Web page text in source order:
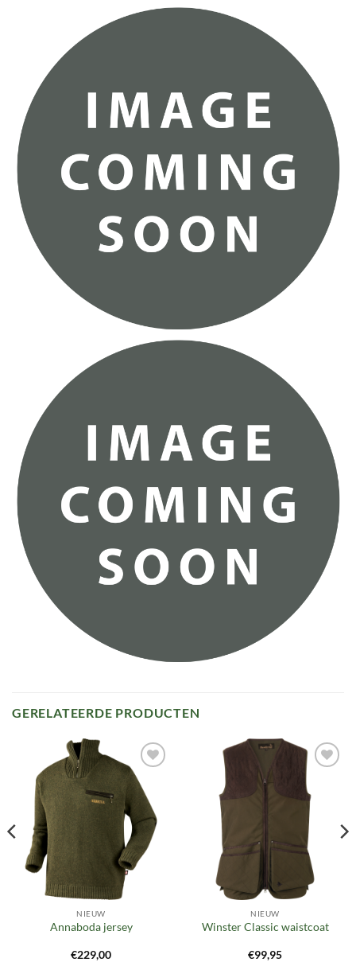
GERELATEERDE PRODUCTEN
Toevoegen
aan
verlanglijst
NIEUW
Annaboda jersey
€229,00
aan
verlanglijst
NIEUW
Winster Classic waistcoat
€99,95